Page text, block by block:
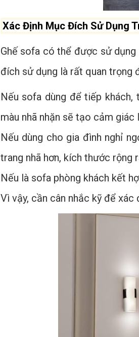
Xác Định Mục Đích Sử Dụng
Ghế sofa có thể được sử
đích sử dụng là rất quan trọng
Nếu sofa dùng để tiếp
màu nhã nhặn sẽ tạo cảm giác
Nếu dùng cho gia đình nghỉ
trang nhã hơn, kích thước rộng
Nếu là sofa phòng khách kết
Vì vậy, cần cân nhắc kỹ để